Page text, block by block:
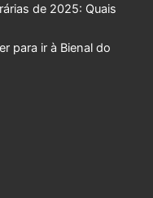
de 2025: Quais
para ir à Bienal do